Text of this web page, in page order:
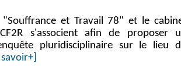
"Souffrance et Travail 78" et le
s'associent afin de proposer
pluridisciplinaire sur le lieu
savoir+]